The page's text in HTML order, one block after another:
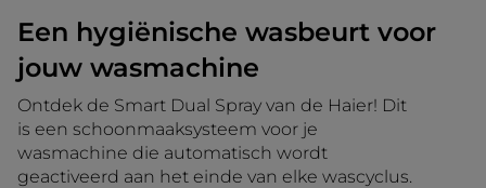
Een hygiënische wasbeurt voor
jouw wasmachine
Ontdek de Smart Dual Spray van de Haier! Dit
is een schoonmaaksysteem voor je
wasmachine die automatisch wordt
geactiveerd aan het einde van elke wascyclus.